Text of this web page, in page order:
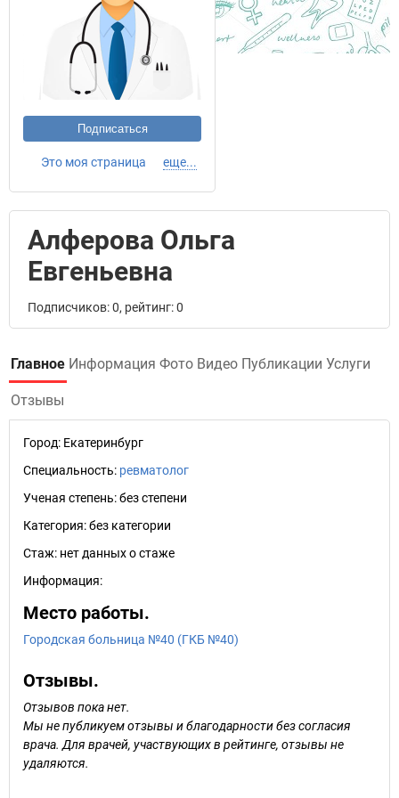
Подписаться
Это моя страница еще...
Алферова Ольга
Евгеньевна
Подписчиков: 0, рейтинг: 0
Главное Информация Фото Видео Публикации Услуги
Отзывы
Город: Екатеринбург
Специальность: ревматолог
Ученая степень:без степени
Категория:без категории
Стаж: нет данных о стаже
Информация:
Место работы.
Городская больница №40 (ГКБ №40)
Отзывы.
Отзывов пока нет.
Мы не публикуем отзывы и благодарности без согласия
врача. Для врачей, участвующих в рейтинге, отзывы не
удаляются.